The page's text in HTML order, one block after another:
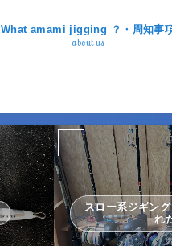
What amami jigging ？・周知事
about us
スロー系ジギン
れ